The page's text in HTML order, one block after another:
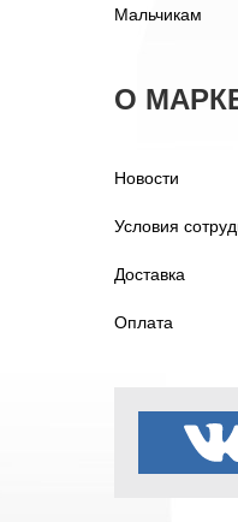
Мальчикам
О
Новости
Условия
Доставка
Оплата